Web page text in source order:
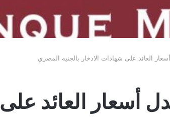
العائد على شهادات الادخار بالجنيه المصري
أسعار العائد